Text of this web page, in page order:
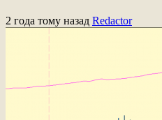
2 года тому назад Redactor